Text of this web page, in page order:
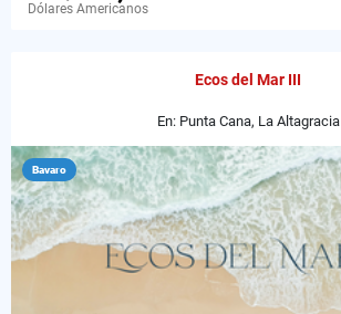
Dólares Americanos
Ecos del Mar III
En: Punta Cana, La Altagracia
Bavaro